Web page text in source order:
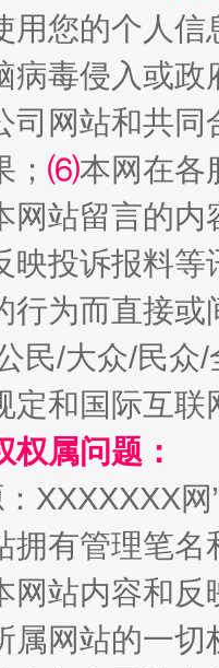
上场
规模
用您的个人
病毒侵入或
司网站和共
⑹本网在各
网站留言的内
映投诉报料
行为而直接
民/大众/民
定和国际互
属问题：
XXXXXXX
拥有管理笔
网站内容和
属网站的一